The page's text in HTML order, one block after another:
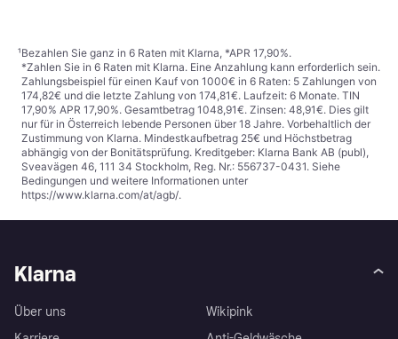
¹Bezahlen Sie ganz in 6 Raten mit Klarna, *APR 17,90%.
*Zahlen Sie in 6 Raten mit Klarna. Eine Anzahlung kann erforderlich sein.
Zahlungsbeispiel für einen Kauf von 1000€ in 6 Raten: 5 Zahlungen von
174,82€ und die letzte Zahlung von 174,81€. Laufzeit: 6 Monate. TIN
17,90% APR 17,90%. Gesamtbetrag 1048,91€. Zinsen: 48,91€. Dies gilt
nur für in Österreich lebende Personen über 18 Jahre. Vorbehaltlich der
Zustimmung von Klarna. Mindestkaufbetrag 25€ und Höchstbetrag
abhängig von der Bonitätsprüfung. Kreditgeber: Klarna Bank AB (publ),
Sveavägen 46, 111 34 Stockholm, Reg. Nr.: 556737-0431. Siehe
Bedingungen und weitere Informationen unter
https://www.klarna.com/at/agb/.
Klarna
Über uns
Wikipink